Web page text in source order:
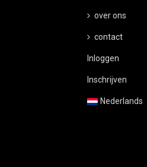
over ons
contact
Inloggen
Inschrijven
Nederlands